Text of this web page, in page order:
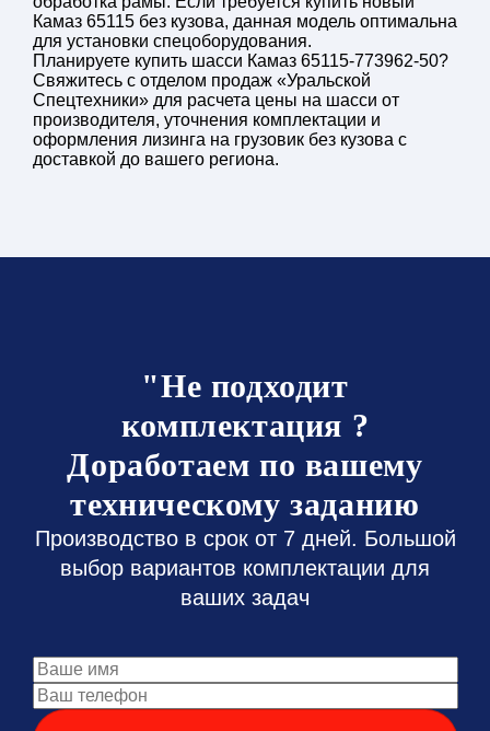
Камаз 65115 без кузова, данная модель оптимальна
для установки спецоборудования.
Планируете купить шасси Камаз 65115-773962-50?
Свяжитесь с отделом продаж «Уральской
Спецтехники» для расчета цены на шасси от
производителя, уточнения комплектации и
оформления лизинга на грузовик без кузова с
доставкой до вашего региона.
"Не подходит
комплектация ?
Доработаем по вашему
техническому заданию
Производство в срок от 7 дней. Большой
выбор вариантов комплектации для
ваших задач